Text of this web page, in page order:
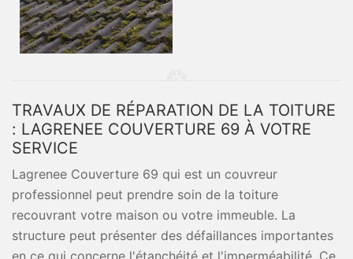
TRAVAUX DE RÉPARATION DE LA TOITURE
: LAGRENEE COUVERTURE 69 À VOTRE
SERVICE
Lagrenee Couverture 69 qui est un couvreur
professionnel peut prendre soin de la toiture
recouvrant votre maison ou votre immeuble. La
structure peut présenter des défaillances importantes
en ce qui concerne l'étanchéité et l'imperméabilité. Ce